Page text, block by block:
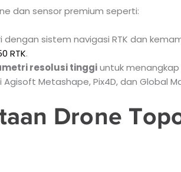
dan sensor premium seperti:
dengan sistem navigasi RTK dan
RTK.
resolusi tinggiuntuk
Metashape, Pix4D, dan Global
Drone